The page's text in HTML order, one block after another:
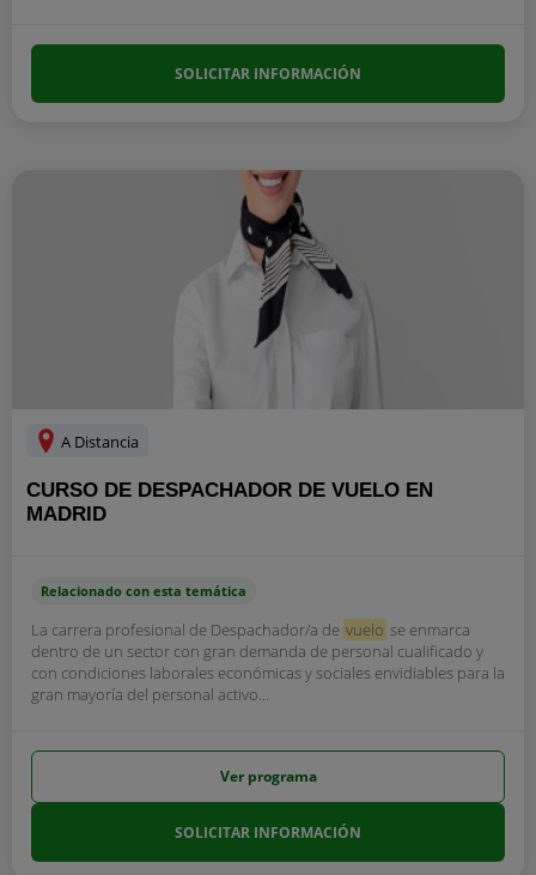
SOLICITAR INFORMACIÓN
A Distancia
CURSO DE DESPACHADOR DE VUELO EN
MADRID
Relacionado con esta temática
La carrera profesional de Despachador/a de vuelo se enmarca
dentro de un sector con gran demanda de personal cualificado y
con condiciones laborales económicas y sociales envidiables para la
gran mayoría del personal activo...
Ver programa
SOLICITAR INFORMACIÓN